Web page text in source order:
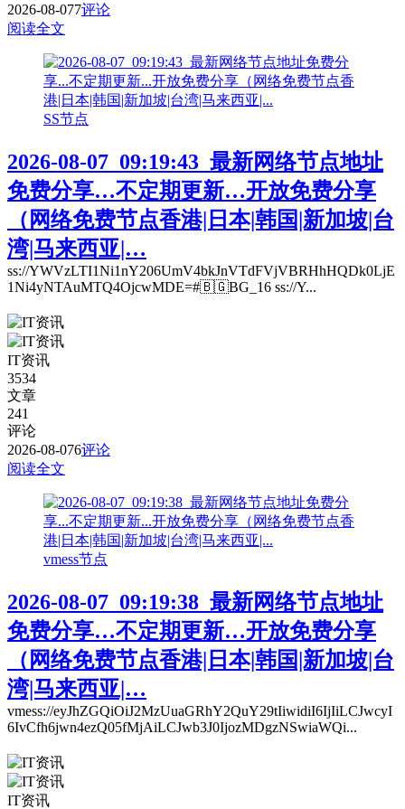
2026-08-077评论
阅读全文
SS节点
2026-08-07_09:19:43_最新网络节点地址
免费分享…不定期更新…开放免费分享
（网络免费节点香港|日本|韩国|新加坡|台
湾|马来西亚|…
ss://YWVzLTI1Ni1nY206UmV4bkJnVTdFVjVBRHhHQDk0LjE
1Ni4yNTAuMTQ4OjcwMDE=#🇧🇬BG_16 ss://Y...
IT资讯
3534
文章
241
评论
2026-08-076评论
阅读全文
vmess节点
2026-08-07_09:19:38_最新网络节点地址
免费分享…不定期更新…开放免费分享
（网络免费节点香港|日本|韩国|新加坡|台
湾|马来西亚|…
vmess://eyJhZGQiOiJ2MzUuaGRhY2QuY29tIiwidiI6IjIiLCJwcyI
6IvCfh6jwn4ezQ05fMjAiLCJwb3J0IjozMDgzNSwiaWQi...
IT资讯